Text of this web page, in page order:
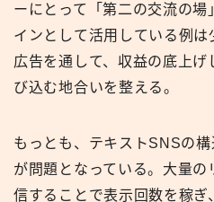
ーにとって「第二の交流の
インとして活用している例
広告を通して、収益の底上
び込む地合いを整える。
もっとも、テキストSNSの
が問題となっている。大量
信することで表示回数を稼